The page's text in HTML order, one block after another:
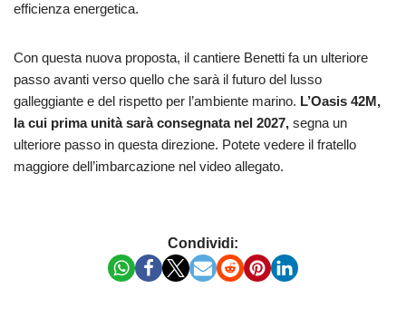
efficienza energetica.
Con questa nuova proposta, il cantiere Benetti fa un ulteriore
passo avanti verso quello che sarà il futuro del lusso
galleggiante e del rispetto per l’ambiente marino. L’Oasis 42M,
la cui prima unità sarà consegnata nel 2027, segna un
ulteriore passo in questa direzione. Potete vedere il fratello
maggiore dell’imbarcazione nel video allegato.
Condividi: